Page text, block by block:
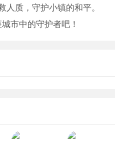
质，守护小镇的和平。
市中的守护者吧！